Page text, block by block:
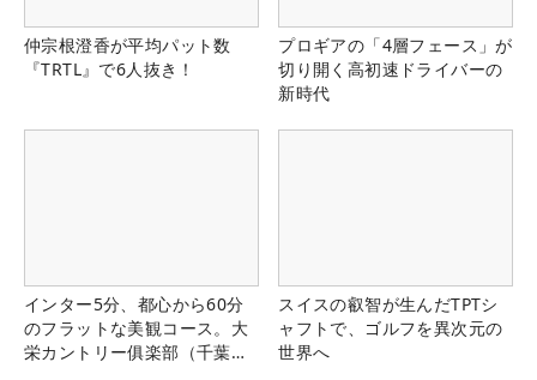
仲宗根澄香が平均パット数
『TRTL』で6人抜き！
プロギアの「4層フェース」が
切り開く高初速ドライバーの
新時代
インター5分、都心から60分
のフラットな美観コース。大
栄カントリー俱楽部（千葉
スイスの叡智が生んだTPTシ
ャフトで、ゴルフを異次元の
世界へ